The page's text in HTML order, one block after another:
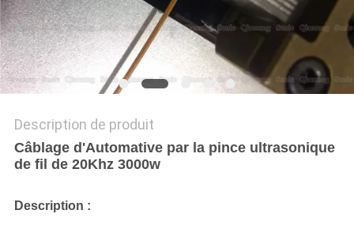
POLITIQUE
DE
CONFIDENTIALITÉ
Description de produit
Câblage d'Automative par la pince ultrasonique
de fil de 20Khz 3000w
Description :